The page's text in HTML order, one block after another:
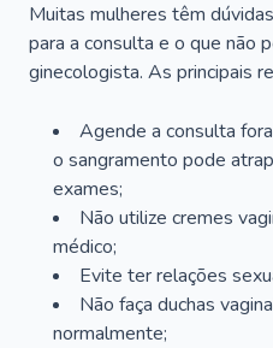
Muitas mulheres têm
para a consulta e o que não
ginecologista. As principais
Agende a consulta
o sangramento pode
exames;
Não utilize cremes
médico;
Evite ter relações
Não faça duchas
normalmente;